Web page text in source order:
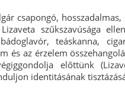
csapongó,
szűkszavúsága
teáskanna,
és az érzelem
előttünk
identitásának